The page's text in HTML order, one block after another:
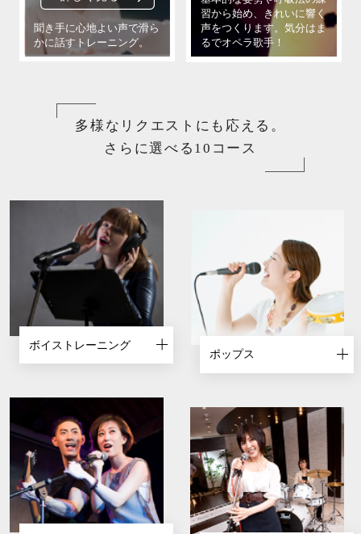
多様なリクエストにも応える。
さらに選べる10コース
ボイストレーニング
ポップス